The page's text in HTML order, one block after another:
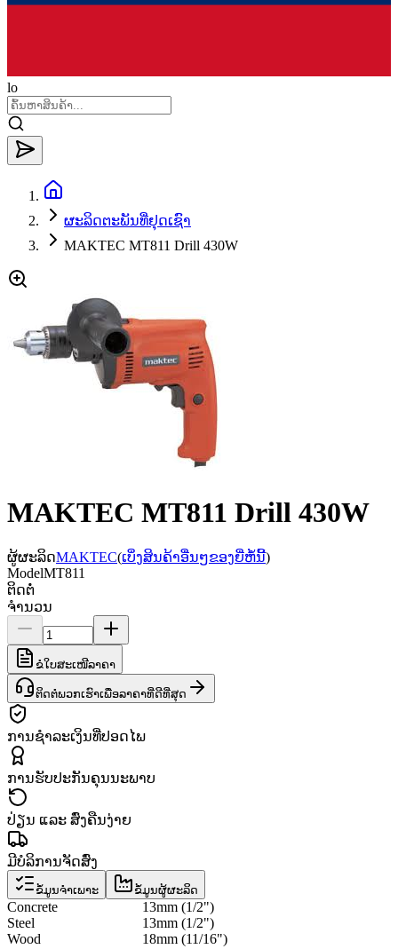
lo
ຜະລິດຕະພັນທີ່ຢຸດເຊົາ
MAKTEC MT811 Drill 430W
MAKTEC MT811 Drill 430W
ຜູ້ຜະລິດMAKTEC(ເບິ່ງສິນຄ້າອື່ນໆຂອງຍີ່ຫໍ້ນີ້)
ModelMT811
ຕິດຕໍ່
ຈຳນວນ
ຂໍໃບສະເໜີລາຄາ
ຕິດຕໍ່ພວກເຮົາເພື່ອລາຄາທີ່ດີທີ່ສຸດ
ການຊຳລະເງິນທີ່ປອດໄພ
ການຮັບປະກັນຄຸນນະພາບ
ປ່ຽນ ແລະ ສົ່ງຄືນງ່າຍ
ມີບໍລິການຈັດສົ່ງ
ຂໍ້ມູນຈຳເພາະ ຂໍ້ມູນຜູ້ຜະລິດ
Concrete
13mm (1/2")
Steel
13mm (1/2")
Wood
18mm (11/16")